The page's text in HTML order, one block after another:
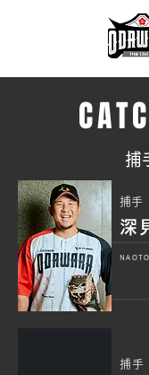
捕
​捕手
深
捕手